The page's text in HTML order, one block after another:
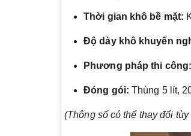
Thời gian khô bề mặt:
Độ dày khô khuyến
Phương pháp thi công:
Đóng gói: Thùng 5 lít,
(Thông số có thể thay đổi